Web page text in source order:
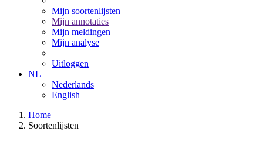
Mijn soortenlijsten
Mijn annotaties
Mijn meldingen
Mijn analyse
Uitloggen
NL
Nederlands
English
Home
Soortenlijsten